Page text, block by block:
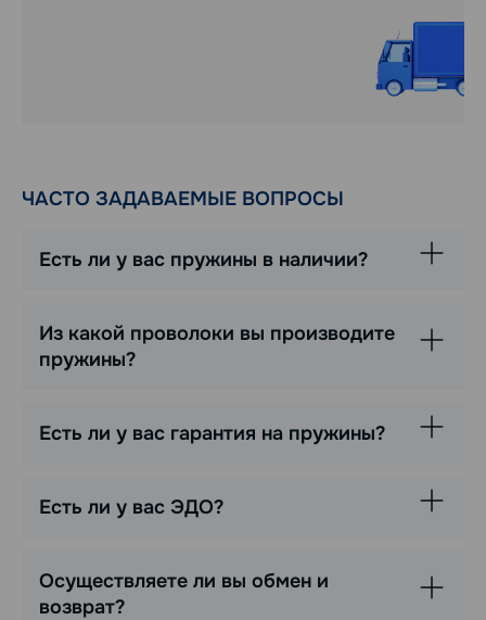
ЧАСТО ЗАДАВАЕМЫЕ ВОПРОСЫ
Есть ли у вас пружины в наличии?
Из какой проволоки вы производите
пружины?
Есть ли у вас гарантия на пружины?
Есть ли у вас ЭДО?
Осуществляете ли вы обмен и
возврат?